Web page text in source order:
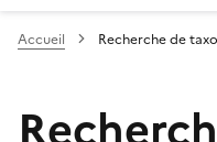
Accueil Recherche de